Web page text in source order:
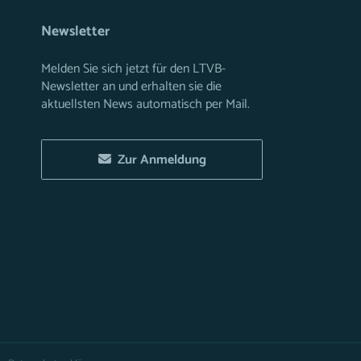
Newsletter
Melden Sie sich jetzt für den LTVB-
Newsletter an und erhalten sie die
aktuellsten News automatisch per Mail.
Zur Anmeldung